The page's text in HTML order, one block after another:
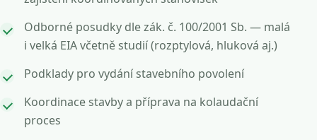
Odborné posudky dle zák. č. 100/2001 Sb. — malá
i velká EIA včetně studií (rozptylová, hluková aj.)
Podklady pro vydání stavebního povolení
Koordinace stavby a příprava na kolaudační
proces